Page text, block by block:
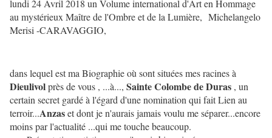
lundi 24 Avril 2018 un Volume international d'Art en Hommage
au mystérieux Maître de l'Ombre et de la Lumière, Michelangelo
Merisi -CARAVAGGIO,
dans lequel est ma Biographie où sont situées mes racines à
Dieulivolprès de vous , ...à..., Sainte Colombe de Duras , un
certain secret gardé à l'égard d'une nomination qui fait Lien au
terroir...Anzaset dont je n'aurais jamais voulu me séparer...encore
moins par l'actualité ...qui me touche beaucoup.